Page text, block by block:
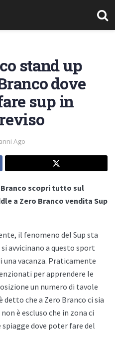
stand up
dove
sup in
Ago
Branco scopri tutto sul
a Zero Branco vendita Sup
il fenomeno del Sup sta
avvicinano a questo sport
vacanza. Praticamente
per apprendere le
un numero di tavole
detto che a Zero Branco ci sia
è escluso che in zona ci
dove poter fare del